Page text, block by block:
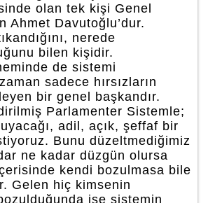
olan tek kişi Genel
Ahmet Davutoğlu’dur.
nerede
bilen kişidir.
de sistemi
sadece hırsızların
bir genel başkandır.
Parlamenter Sistemle;
adil, açık, şeffaf bir
Bunu düzeltmediğimiz
ne kadar düzgün olursa
kendi bozulmasa bile
Gelen hiç kimsenin
ise sistemin